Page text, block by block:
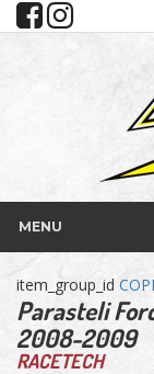
MENU
item_group_id
Parasteli
2008-2009
RACETECH